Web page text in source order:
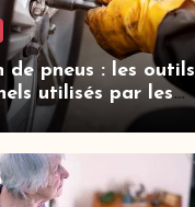
de pneus : les outils
utilisés par les